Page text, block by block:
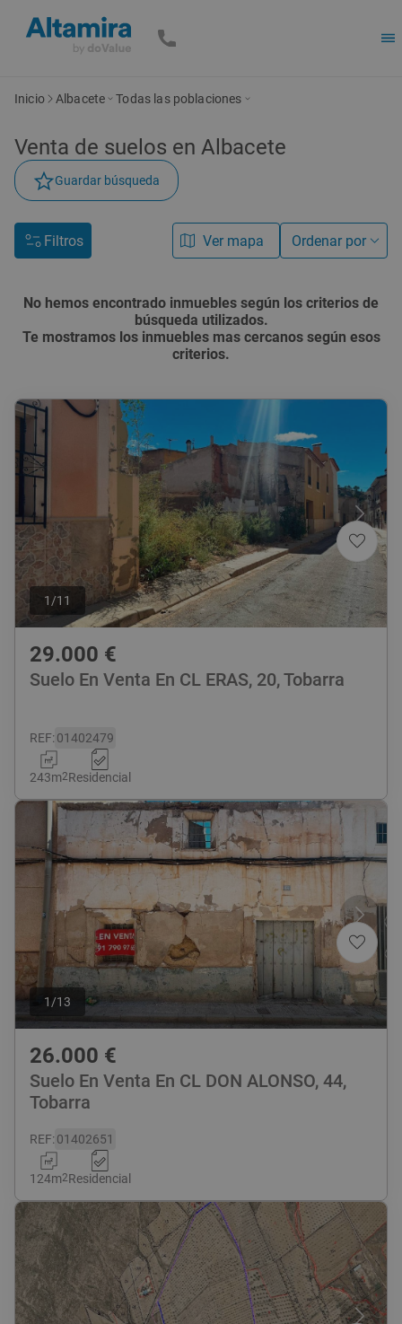
Inicio Albacete Todas las poblaciones
Venta de suelos en Albacete
Guardar búsqueda
Filtros Ver mapa Ordenar por
No hemos encontrado inmuebles según los criterios de
búsqueda utilizados.
Te mostramos los inmuebles mas cercanos según esos
criterios.
1 /11
29.000 €
Suelo En Venta En CL ERAS, 20, Tobarra
REF:01402479
243m2Residencial
1 /13
26.000 €
Suelo En Venta En CL DON ALONSO, 44,
Tobarra
REF:01402651
124m2Residencial